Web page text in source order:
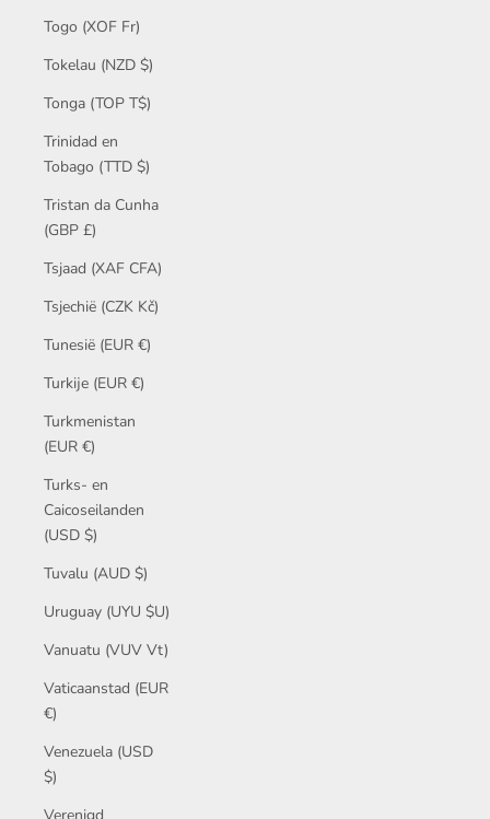
Togo (XOF Fr)
Tokelau (NZD $)
Tonga (TOP T$)
Trinidad en
Tobago (TTD $)
Tristan da Cunha
(GBP £)
Tsjaad (XAF CFA)
Tsjechië (CZK Kč)
Tunesië (EUR €)
Turkije (EUR €)
Turkmenistan
(EUR €)
Turks- en
Caicoseilanden
(USD $)
Tuvalu (AUD $)
Uruguay (UYU $U)
Vanuatu (VUV Vt)
Vaticaanstad (EUR
€)
Venezuela (USD
$)